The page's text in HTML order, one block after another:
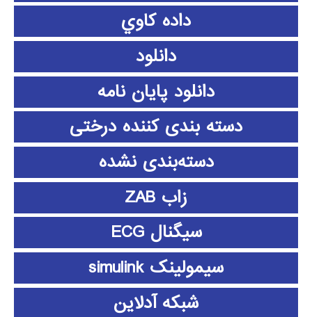
داده كاوي
دانلود
دانلود پايان نامه
دسته بندی کننده درختی
دسته‌بندی نشده
زاب ZAB
سیگنال ECG
سیمولینک simulink
شبکه آدلاین